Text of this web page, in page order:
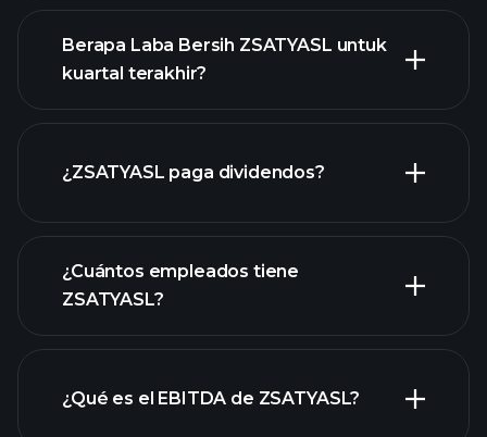
ZSATYASL
laporan keuangan
Berapa Laba Bersih ZSATYASL untuk
kuartal terakhir?
keuangan ZSATYASL
¿ZSATYASL paga dividendos?
acciones de alto dividendo
¿Cuántos empleados tiene
ZSATYASL?
¿Qué es el EBITDA de ZSATYASL?